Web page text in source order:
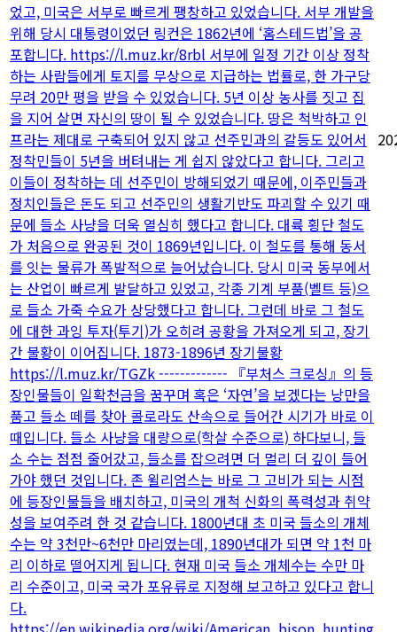
었고, 미국은 서부로 빠르게 팽창하고 있었습니다. 서부 개발을
위해 당시 대통령이었던 링컨은 1862년에 ‘홈스테드법’을 공
포합니다. https://l.muz.kr/8rbl 서부에 일정 기간 이상 정착
하는 사람들에게 토지를 무상으로 지급하는 법률로, 한 가구당
무려 20만 평을 받을 수 있었습니다. 5년 이상 농사를 짓고 집
을 지어 살면 자신의 땅이 될 수 있었습니다. 땅은 척박하고 인
프라는 제대로 구축되어 있지 않고 선주민과의 갈등도 있어서
정착민들이 5년을 버텨내는 게 쉽지 않았다고 합니다. 그리고
이들이 정착하는 데 선주민이 방해되었기 때문에, 이주민들과
정치인들은 돈도 되고 선주민의 생활기반도 파괴할 수 있기 때
문에 들소 사냥을 더욱 열심히 했다고 합니다. 대륙 횡단 철도
가 처음으로 완공된 것이 1869년입니다. 이 철도를 통해 동서
를 잇는 물류가 폭발적으로 늘어났습니다. 당시 미국 동부에서
는 산업이 빠르게 발달하고 있었고, 각종 기계 부품(벨트 등)으
로 들소 가죽 수요가 상당했다고 합니다. 그런데 바로 그 철도
에 대한 과잉 투자(투기)가 오히려 공황을 가져오게 되고, 장기
간 불황이 이어집니다. 1873-1896년 장기불황
https://l.muz.kr/TGZk ------------- 『부처스 크로싱』의 등
장인물들이 일확천금을 꿈꾸며 혹은 ‘자연’을 보겠다는 낭만을
품고 들소 떼를 찾아 콜로라도 산속으로 들어간 시기가 바로 이
때입니다. 들소 사냥을 대량으로(학살 수준으로) 하다보니, 들
소 수는 점점 줄어갔고, 들소를 잡으려면 더 멀리 더 깊이 들어
가야 했던 것입니다. 존 윌리엄스는 바로 그 고비가 되는 시점
에 등장인물들을 배치하고, 미국의 개척 신화의 폭력성과 취약
성을 보여주려 한 것 같습니다. 1800년대 초 미국 들소의 개체
수는 약 3천만~6천만 마리였는데, 1890년대가 되면 약 1천 마
리 이하로 떨어지게 됩니다. 현재 미국 들소 개체수는 수만 마
리 수준이고, 미국 국가 포유류로 지정해 보고하고 있다고 합니
다.